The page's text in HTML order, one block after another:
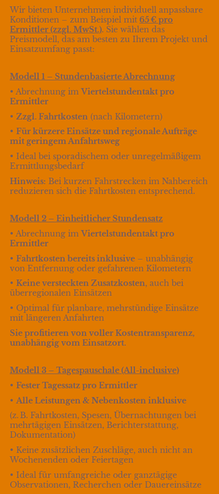
Wir bieten Unternehmen individuell anpassbare
Konditionen – zum Beispiel mit 65 € pro
Ermittler (zzgl. MwSt.). Sie wählen das
Preismodell, das am besten zu Ihrem Projekt und
Einsatzumfang passt:
Modell 1 – Stundenbasierte Abrechnung
• Abrechnung imViertelstundentakt pro
Ermittler
• Zzgl. Fahrtkosten (nach Kilometern)
• Für kürzere Einsätze und regionale Aufträge
mit geringem Anfahrtsweg
• Ideal bei sporadischem oder unregelmäßigem
Ermittlungsbedarf
Hinweis: Bei kurzen Fahrstrecken im Nahbereich
reduzieren sich die Fahrtkosten entsprechend.
Modell 2 – Einheitlicher Stundensatz
• Abrechnung imViertelstundentakt pro
Ermittler
• Fahrtkosten bereits inklusive – unabhängig
von Entfernung oder gefahrenen Kilometern
• Keine versteckten Zusatzkosten, auch bei
überregionalen Einsätzen
• Optimal für planbare, mehrstündige Einsätze
mit längeren Anfahrten
Sie profitieren von voller Kostentransparenz,
unabhängig vom Einsatzort.
Modell 3 – Tagespauschale (All-inclusive)
• Fester Tagessatz pro Ermittler
• Alle Leistungen & Nebenkosten inklusive
(z. B. Fahrtkosten, Spesen, Übernachtungen bei
mehrtägigen Einsätzen, Berichterstattung,
Dokumentation)
• Keine zusätzlichen Zuschläge, auch nicht an
Wochenenden oder Feiertagen
• Ideal für umfangreiche oder ganztägige
Observationen, Recherchen oder Dauereinsätze